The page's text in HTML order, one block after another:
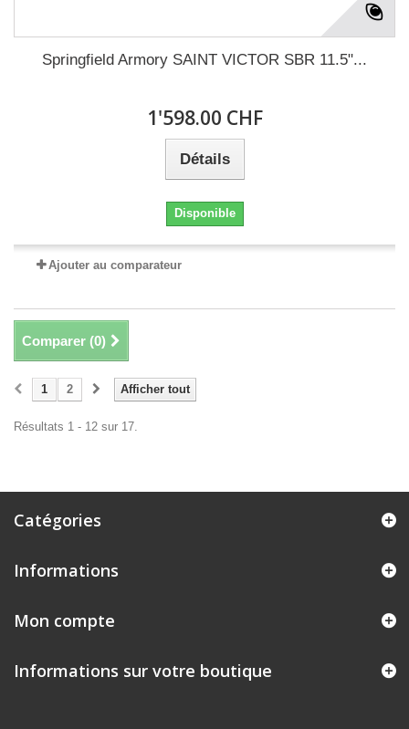
Springfield Armory SAINT VICTOR SBR 11.5"...
1'598.00 CHF
Détails
Disponible
Ajouter au comparateur
Comparer (0)
Afficher tout
1 2
Résultats 1 - 12 sur 17.
Catégories
Informations
Mon compte
Informations sur votre boutique